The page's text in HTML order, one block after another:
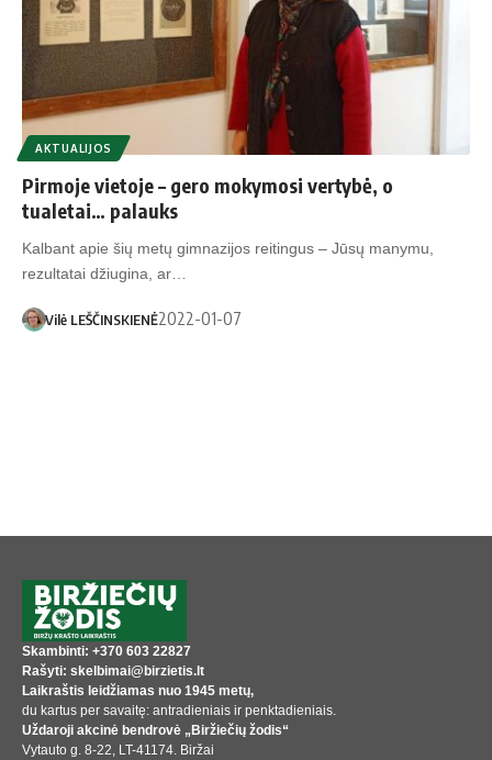
AKTUALIJOS
Pirmoje vietoje – gero mokymosi vertybė, o
tualetai… palauks
Kalbant apie šių metų gimnazijos reitingus – Jūsų manymu,
rezultatai džiugina, ar…
Vilė LEŠČINSKIENĖ2022-01-07
Skambinti: +370 603 22827
Rašyti: skelbimai@birzietis.lt
Laikraštis leidžiamas nuo 1945 metų,
du kartus per savaitę: antradieniais ir penktadieniais.
Uždaroji akcinė bendrovė „Biržiečių žodis“
Vytauto g. 8-22, LT-41174. Biržai